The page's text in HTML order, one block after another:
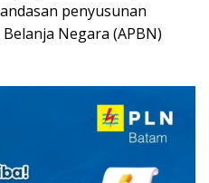
penyusunan
Negara (APBN)